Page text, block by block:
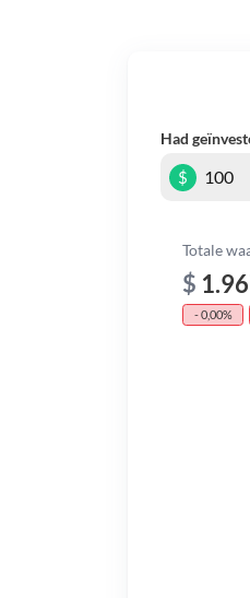
Had
$
Totale
$
- 0,00%